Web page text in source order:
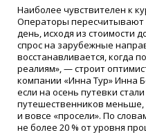
Наиболее чувствителен к
Операторы пересчитывают
день, исходя из стоимости
спрос на зарубежные
восстанавливается, когда
реалиям», — строит
компании «Инна Тур» Инна
если на осень путевки
путешественников меньше,
и вовсе «просели». По
не более 20 % от уровня